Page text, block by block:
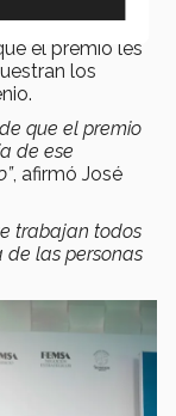
del
el premio les
los
que el premio
de ese
, afirmó José
trabajan todos
las personas